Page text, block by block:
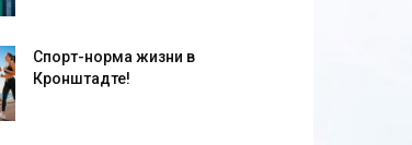
Спорт-норма жизни в
Кронштадте!